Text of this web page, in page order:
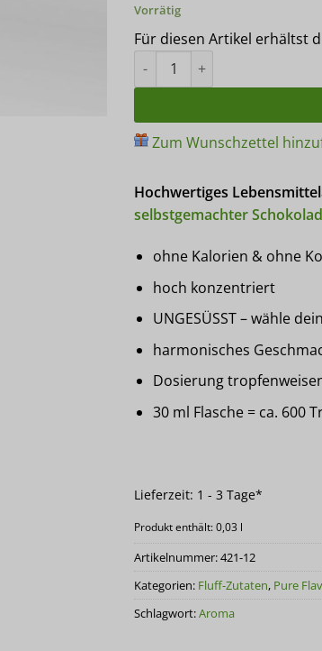
Vorrätig
Für diesen Artikel erhältst
Pure Flavour KOKOSNUSS
Zum Wunschzettel
Hochwertiges
selbstgemachter
ohne Kalorien & ohne
hoch konzentriert
UNGESÜSST – wähle
harmonisches
Dosierung
30 ml Flasche = ca. 600
Lieferzeit: 1 - 3 Tage*
Produkt enthält: 0,03 l
Artikelnummer:421-12
Kategorien: Fluff-Zutaten, Pure
Schlagwort:Aroma